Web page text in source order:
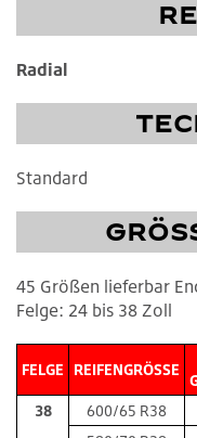
Radial
Standard
45 Größen lieferbar
Felge: 24 bis 38 Zoll
FELGE REIFENGRÖSSE
38
600/65 R38